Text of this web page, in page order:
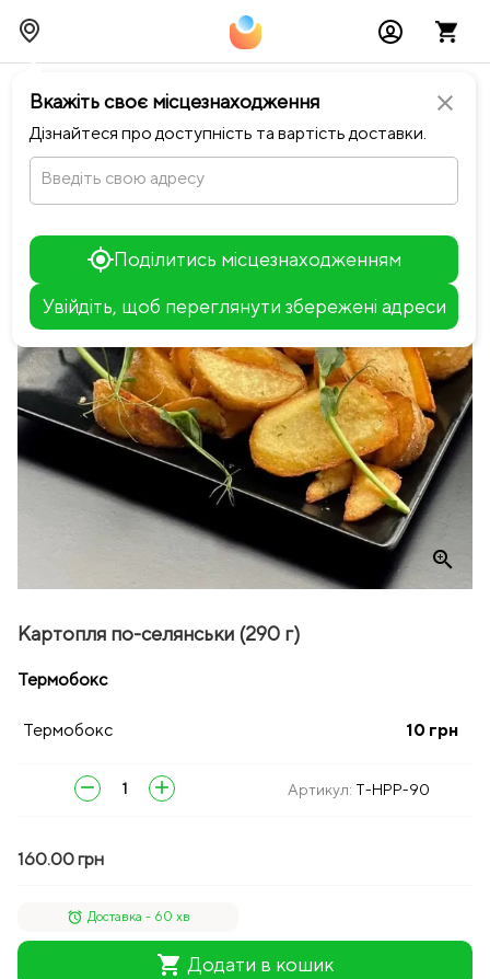
close
Вкажіть своє місцезнаходження
Дізнайтеся про доступність та вартість доставки.
Введіть свою адресу
Поділитись місцезнаходженням
Увійдіть, щоб переглянути збережені адреси
+
−
chevron_leftПовернутися до Happiness
zoom_in
Картопля по-селянськи (290 г)
Термобокс
Термобокс 10 грн
remove add Артикул: T-HPP-90
160.00 грн
alarm Доставка - 60 хв
shopping_cart Додати в кошик